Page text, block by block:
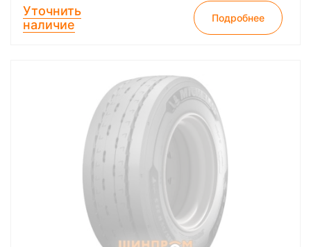
Уточнить
наличие
Подробнее